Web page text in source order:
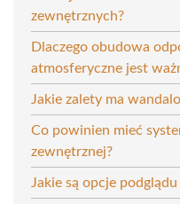
zewnętrznych?
Dlaczego obudowa
atmosferyczne jest
Jakie zalety ma
Co powinien mieć
zewnętrznej?
Jakie są opcje